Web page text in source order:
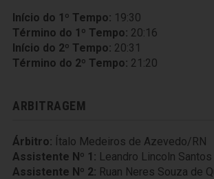
Início do 1º Tempo: 19:30
Término do 1º Tempo: 20:16
Início do 2º Tempo: 20:31
Término do 2º Tempo: 21:20
ARBITRAGEM
Árbitro: Ítalo Medeiros de Azevedo/RN
Assistente Nº 1: Leandro Lincoln
Assistente Nº 2: Ruan Neres Souza de